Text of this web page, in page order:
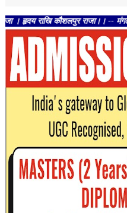
राखि कौशलपुर राजा।। -- मंगल भवन